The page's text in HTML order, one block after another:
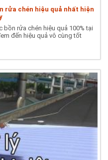
rửa chén hiệu quả nhất hiện
rửa chén hiệu quả 100% tại
đến hiệu quả vô cùng tốt